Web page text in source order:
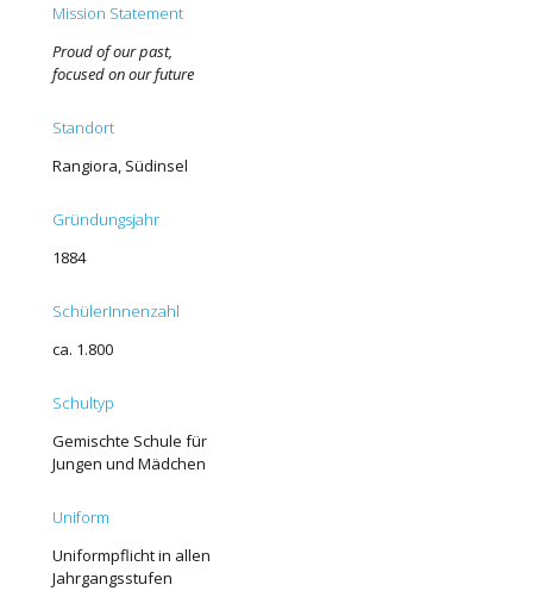
Mission Statement
Proud of our past,
focused on our future
Standort
Rangiora, Südinsel
Gründungsjahr
1884
SchülerInnenzahl
ca. 1.800
Schultyp
Gemischte Schule für
Jungen und Mädchen
Uniform
Uniformpflicht in allen
Jahrgangsstufen